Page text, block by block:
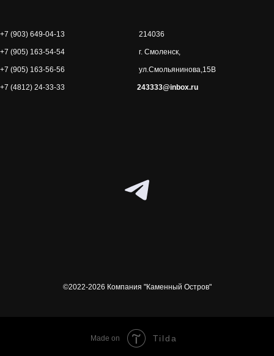
+7 (903) 649-04-13
+7 (905) 163-54-54
+7 (905) 163-56-56
+7 (4812) 24-33-33
214036
г. Смоленск,
ул.Смольянинова,15В
243333@inbox.ru
©2022-2026 Компания "Каменный Остров"
Made on Tilda